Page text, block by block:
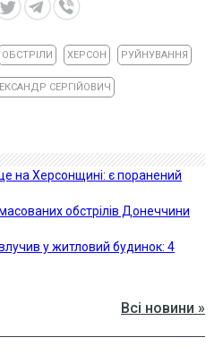
ОБСТРІЛИ ХЕРСОН РУЙНУВАННЯ
СЕРГІЙОВИЧ
на Херсонщині: є поранений
обстрілів Донеччини
у житловий будинок: 4
Всі новини »